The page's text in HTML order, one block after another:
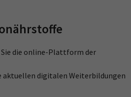
Sie die online-Plattform der
aktuellen digitalen Weiterbildungen